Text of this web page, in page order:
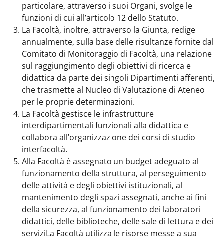
particolare, attraverso i suoi Organi, svolge le
funzioni di cui all’articolo 12 dello Statuto.
La Facoltà, inoltre, attraverso la Giunta, redige
annualmente, sulla base delle risultanze fornite dal
Comitato di Monitoraggio di Facoltà, una relazione
sul raggiungimento degli obiettivi di ricerca e
didattica da parte dei singoli Dipartimenti afferenti,
che trasmette al Nucleo di Valutazione di Ateneo
per le proprie determinazioni.
La Facoltà gestisce le infrastrutture
interdipartimentali funzionali alla didattica e
collabora all’organizzazione dei corsi di studio
interfacoltà.
Alla Facoltà è assegnato un budget adeguato al
funzionamento della struttura, al perseguimento
delle attività e degli obiettivi istituzionali, al
mantenimento degli spazi assegnati, anche ai fini
della sicurezza, al funzionamento dei laboratori
didattici, delle biblioteche, delle sale di lettura e dei
serviziLa Facoltà utilizza le risorse messe a sua